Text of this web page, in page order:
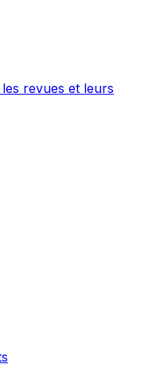
revues et leurs